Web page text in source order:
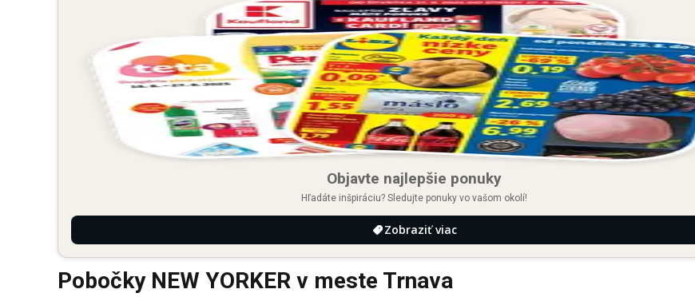
Objavte najlepšie ponuky
Hľadáte inšpiráciu? Sledujte ponuky vo vašom okolí!
Zobraziť viac
Pobočky NEW YORKER v meste Trnava